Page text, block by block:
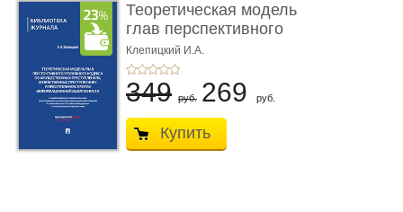
Теоретическая модель
глав перспективного
УК о ...
Клепицкий И.А.
349 руб. 269 руб.
Купить